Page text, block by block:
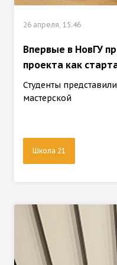
26 апреля, 15:46
Впервые в НовГУ
проекта как
Студенты
мастерской
Школа 21